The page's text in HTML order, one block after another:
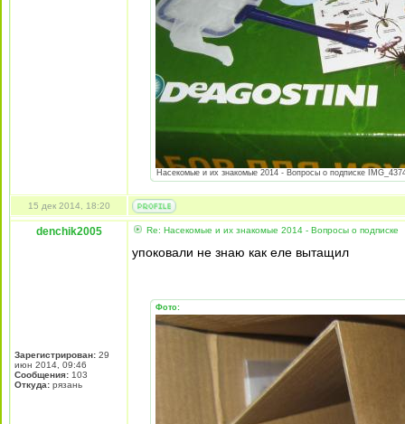
Насекомые и их знакомые 2014 - Вопросы о подписке
15 дек 2014, 18:20
denchik2005
Зарегистрирован: 29
июн 2014, 09:46
Сообщения: 103
Откуда: рязань
Re: Насекомые и их знакомые 2014 - Вопросы о подписке
упоковали не знаю как еле вытащил
Фото: